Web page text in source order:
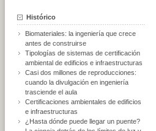
Histórico
Biomateriales: la ingeniería que crece
antes de construirse
Tipologías de sistemas de certificación
ambiental de edificios e infraestructuras
Casi dos millones de reproducciones:
cuando la divulgación en ingeniería
trasciende el aula
Certificaciones ambientales de edificios
e infraestructuras
¿Hasta dónde puede llegar un puente?